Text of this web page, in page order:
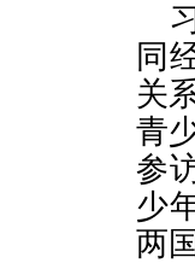
同
关
青
参
少
两